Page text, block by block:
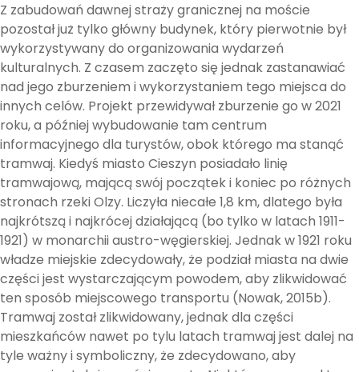
Z zabudowań dawnej straży granicznej na moście
pozostał już tylko główny budynek, który pierwotnie był
wykorzystywany do organizowania wydarzeń
kulturalnych. Z czasem zaczęto się jednak zastanawiać
nad jego zburzeniem i wykorzystaniem tego miejsca do
innych celów. Projekt przewidywał zburzenie go w 2021
roku, a później wybudowanie tam centrum
informacyjnego dla turystów, obok którego ma stanąć
tramwaj. Kiedyś miasto Cieszyn posiadało linię
tramwajową, mającą swój początek i koniec po różnych
stronach rzeki Olzy. Liczyła niecałe 1,8 km, dlatego była
najkrótszą i najkrócej działającą (bo tylko w latach 1911-
1921) w monarchii austro-węgierskiej. Jednak w 1921 roku
władze miejskie zdecydowały, że podział miasta na dwie
części jest wystarczającym powodem, aby zlikwidować
ten sposób miejscowego transportu (Nowak, 2015b).
Tramwaj został zlikwidowany, jednak dla części
mieszkańców nawet po tylu latach tramwaj jest dalej na
tyle ważny i symboliczny, że zdecydowano, aby